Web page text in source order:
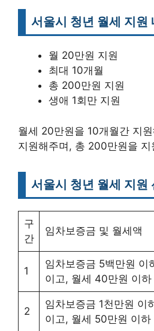
서울시 청년 월세 지원
월 20만원 지원
최대 10개월
총 200만원 지원
생애 1회만 지원
월세 20만원을 10개월간 지
지원해주며, 총 200만원을 지
서울시 청년 월세 지원
구
간
임차보증금 및 월세액
1
임차보증금 5백만원 이
이고, 월세 40만원 이하
2
임차보증금 1천만원 이
이고, 월세 50만원 이하